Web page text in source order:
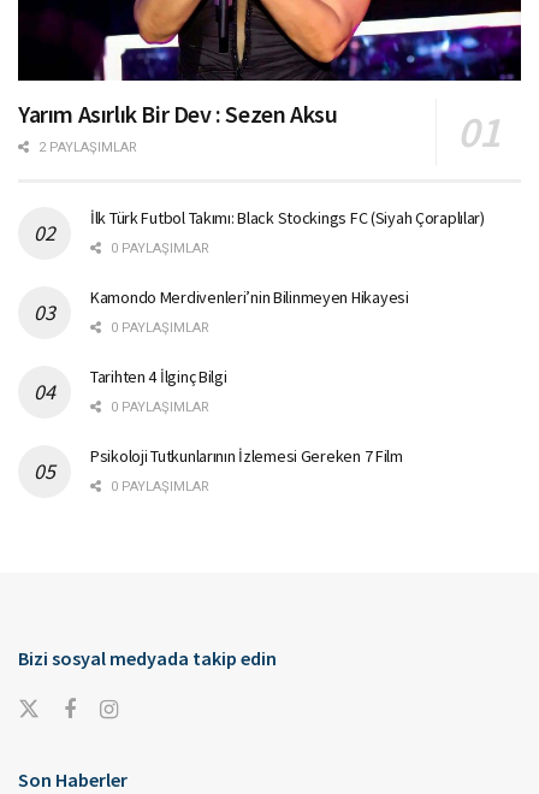
Yarım Asırlık Bir Dev : Sezen Aksu
2 PAYLAŞIMLAR
İlk Türk Futbol Takımı: Black Stockings FC (Siyah Çoraplılar)
0 PAYLAŞIMLAR
Kamondo Merdivenleri’nin Bilinmeyen Hikayesi
0 PAYLAŞIMLAR
Tarihten 4 İlginç Bilgi
0 PAYLAŞIMLAR
Psikoloji Tutkunlarının İzlemesi Gereken 7 Film
0 PAYLAŞIMLAR
Bizi sosyal medyada takip edin
Son Haberler